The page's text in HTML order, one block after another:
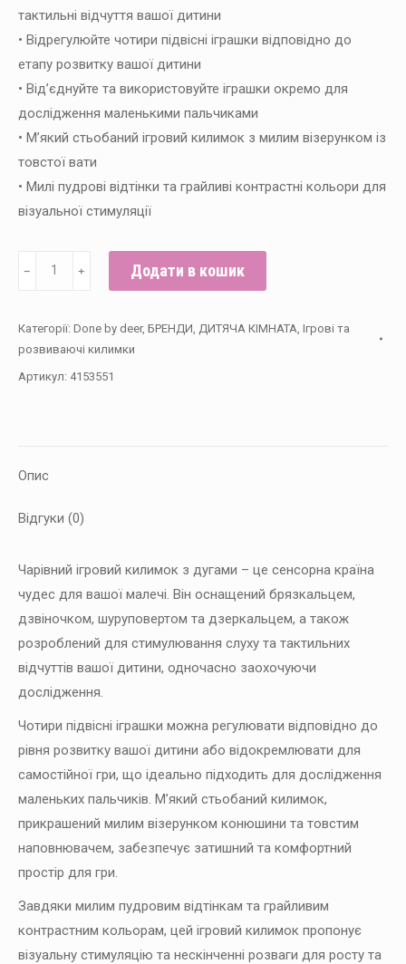
тактильні відчуття вашої дитини
• Відрегулюйте чотири підвісні іграшки відповідно до
етапу розвитку вашої дитини
• Від’єднуйте та використовуйте іграшки окремо для
дослідження маленькими пальчиками
• М’який стьобаний ігровий килимок з милим візерунком із
товстої вати
• Милі пудрові відтінки та грайливі контрастні кольори для
візуальної стимуляції
Килимок
Tiny
farm,
Пудра
﹣ ﹢ Додати в кошик
Категорії: Done by deer, БРЕНДИ ДИТЯЧА КІМНАТА Ігрові та
розвиваючі килимки
Артикул: 4153551
Опис
Відгуки (0)
Чарівний ігровий килимок з дугами – це сенсорна країна
чудес для вашої малечі. Він оснащений брязкальцем,
дзвіночком, шуруповертом та дзеркальцем, а також
розроблений для стимулювання слуху та тактильних
відчуттів вашої дитини, одночасно заохочуючи
дослідження.
Чотири підвісні іграшки можна регулювати відповідно до
рівня розвитку вашої дитини або відокремлювати для
самостійної гри, що ідеально підходить для дослідження
маленьких пальчиків. М’який стьобаний килимок,
прикрашений милим візерунком конюшини та товстим
наповнювачем, забезпечує затишний та комфортний
простір для гри.
Завдяки милим пудровим відтінкам та грайливим
контрастним кольорам, цей ігровий килимок пропонує
візуальну стимуляцію та нескінченні розваги для росту та